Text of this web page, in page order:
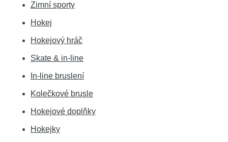
Zimní sporty
Hokej
Hokejový hráč
Skate & in-line
In-line bruslení
Kolečkové brusle
Hokejové doplňky
Hokejky